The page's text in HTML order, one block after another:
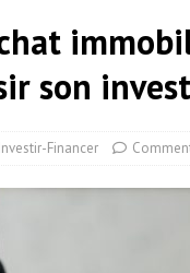
son
Investir-Financer